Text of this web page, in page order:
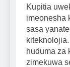
Kupitia
imeonesha
sasa
huduma za
zimekuwa